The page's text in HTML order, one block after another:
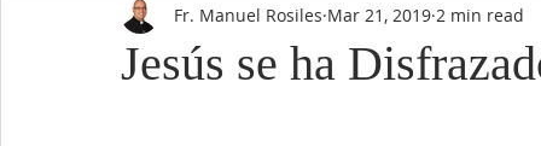
Jesús se ha
Fr. Manuel Rosiles Mar 21, 2019 2 min read